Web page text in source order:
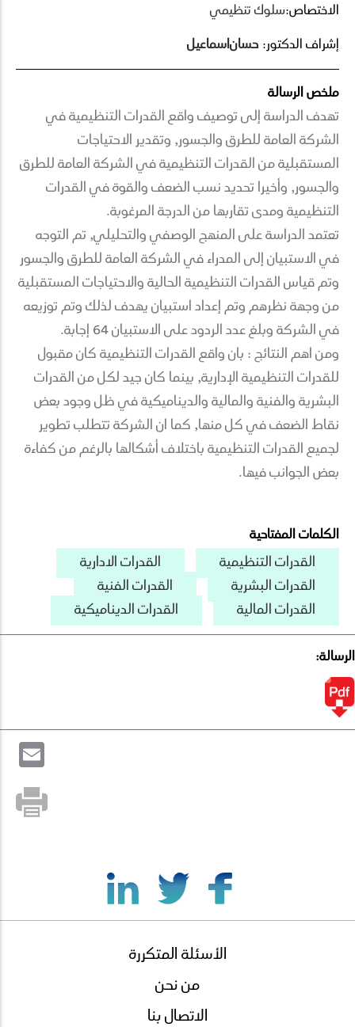
الاختصاص:سلوك تنظيمي
إشراف الدكتور: حساناسماعيل
ملخص الرسالة
تهدف الدراسة إلى توصيف واقع القدرات التنظيمية في
الشركة العامة للطرق والجسور, وتقدير الاحتياجات
المستقبلية من القدرات التنظيمية في الشركة العامة للطرق
والجسور, وأخيرا تحديد نسب الضعف والقوة في القدرات
التنظيمية ومدى تقاربها من الدرجة المرغوبة.
تعتمد الدراسة على المنهج الوصفي والتحليلي, تم التوجه
في الاستبيان إلى المدراء في الشركة العامة للطرق والجسور
وتم قياس القدرات التنظيمية الحالية والاحتياجات المستقبلية
من وجهة نظرهم وتم إعداد استبيان يهدف لذلك وتم توزيعه
في الشركة وبلغ عدد الردود على الاستبيان 64 إجابة.
ومن اهم النتائج : بان واقع القدرات التنظيمية كان مقبول
للقدرات التنظيمية الإدارية, بينما كان جيد لكل من القدرات
البشرية والفنية والمالية والديناميكية في ظل وجود بعض
نقاط الضعف في كل منها, كما ان الشركة تتطلب تطوير
لجميع القدرات التنظيمية باختلاف أشكالها بالرغم من كفاءة
بعض الجوانب فيها.
الكلمات المفتاحية
القدرات التنظيمية
القدرات الادارية
القدرات البشرية
القدرات الفنية
القدرات المالية
القدرات الديناميكية
الرسالة:
الأسئلة المتكررة
من نحن
الاتصال بنا